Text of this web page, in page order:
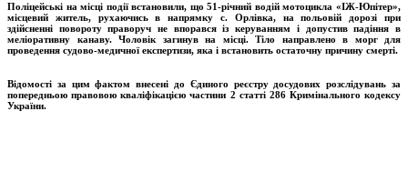
Поліцейські на місці події встановили, що 51-річний водій мотоцикла «ІЖ-Юпітер»,
місцевий житель, рухаючись в напрямку с. Орлівка, на польовій дорозі при
здійсненні повороту праворуч не впорався із керуванням і допустив падіння в
меліоративну канаву. Чоловік загинув на місці. Тіло направлено в морг для
проведення судово-медичної експертизи, яка і встановить остаточну причину смерті.
Відомості за цим фактом внесені до Єдиного реєстру досудових розслідувань за
попередньою правовою кваліфікацією частини 2 статті 286 Кримінального кодексу
України.